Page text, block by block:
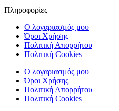
Πληροφορίες
Ο λογαριασμός μου
Όροι Χρήσης
Πολιτική Απορρήτου
Πολιτική Cookies
Ο λογαριασμός μου
Όροι Χρήσης
Πολιτική Απορρήτου
Πολιτική Cookies